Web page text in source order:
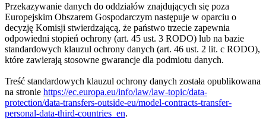
Przekazywanie danych do oddziałów znajdujących się poza
Europejskim Obszarem Gospodarczym następuje w oparciu o
decyzję Komisji stwierdzającą, że państwo trzecie zapewnia
odpowiedni stopień ochrony (art. 45 ust. 3 RODO) lub na bazie
standardowych klauzul ochrony danych (art. 46 ust. 2 lit. c RODO),
które zawierają stosowne gwarancje dla podmiotu danych.
Treść standardowych klauzul ochrony danych została opublikowana
na stronie https://ec.europa.eu/info/law/law-topic/data-
protection/data-transfers-outside-eu/model-contracts-transfer-
personal-data-third-countries_en.